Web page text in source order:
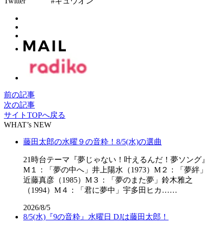
前の記事
次の記事
サイトTOPへ戻る
WHAT’s NEW
藤田太郎の水曜９の音粋！8/5(水)の選曲
21時台テーマ『夢じゃない！叶えるんだ！夢ソング』
M１：「夢の中へ」井上陽水（1973）M２：「夢絆」
近藤真彦（1985）M３：「夢のまた夢」鈴木雅之
（1994）M４：「君に夢中」宇多田ヒカ……
2026/8/5
8/5(水)『9の音粋』水曜日 DJは藤田太郎！